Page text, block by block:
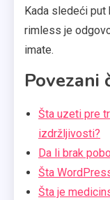
Kada sledeći
rimless je
imate.
Povezani
Šta uzeti pre
izdržljivosti?
Da li brak
Šta
Šta je